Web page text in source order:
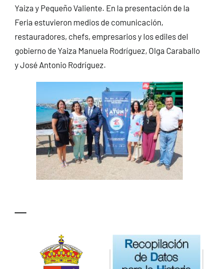
Yaiza y Pequeño Valiente. En la presentación de la
Feria estuvieron medios de comunicación,
restauradores, chefs, empresarios y los ediles del
gobierno de Yaiza Manuela Rodríguez, Olga Caraballo
y José Antonio Rodríguez.
—